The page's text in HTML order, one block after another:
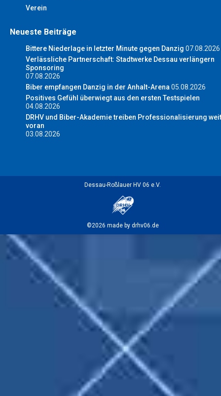
Verein
Neueste Beiträge
Bittere Niederlage in letzter Minute gegen Danzig 07.08.2026
Verlässliche Partnerschaft: Stadtwerke Dessau verlängern
Sponsoring
07.08.2026
Biber empfangen Danzig in der Anhalt-Arena 05.08.2026
Positives Gefühl überwiegt aus den ersten Testspielen
04.08.2026
DRHV und Biber-Akademie treiben Professionalisierung
voran
03.08.2026
Dessau-Roßlauer HV 06 e.V.
©2026 made by drhv06.de